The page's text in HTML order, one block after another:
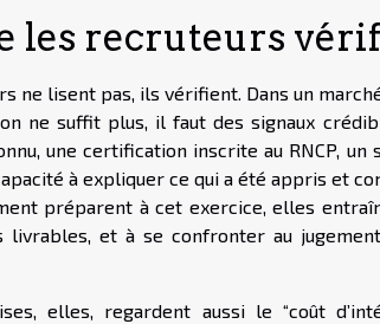
les recruteurs
ne lisent pas, ils vérifient. Dans un
ne suffit plus, il faut des signaux
une certification inscrite au RNCP,
à expliquer ce qui a été appris et
préparent à cet exercice, elles
livrables, et à se confronter au
elles, regardent aussi le “coût